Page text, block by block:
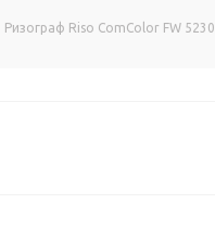
Ризограф Riso ComColor FW 5230